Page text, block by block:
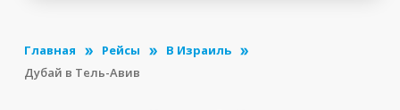
Главная Рейсы
В Израиль
Дубай в Тель-Авив